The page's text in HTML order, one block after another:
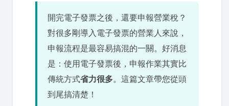
開完電子發票之後，還要申報營業稅？
對很多剛導入電子發票的營業人來說，
申報流程是最容易搞混的一關。好消息
是：使用電子發票後，申報作業其實比
傳統方式省力很多。這篇文章帶您從頭
到尾搞清楚！